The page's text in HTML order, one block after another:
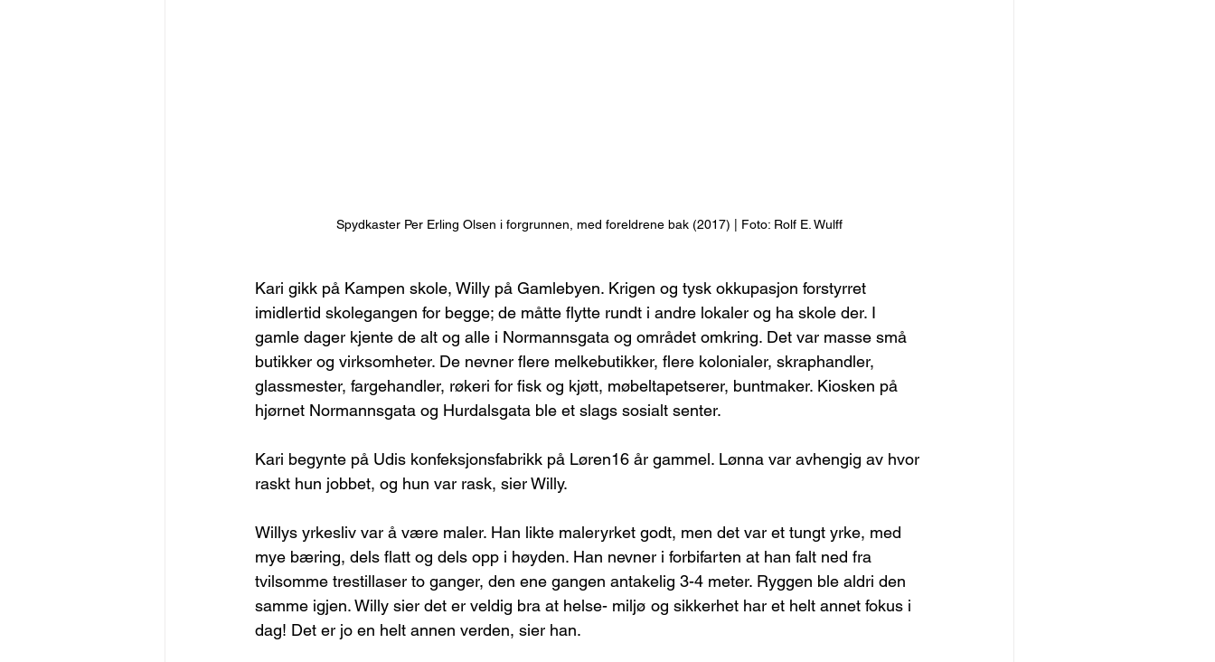
Spydkaster Per Erling Olsen i forgrunnen, med foreldrene bak (2017) | Foto: Rolf E. Wulff
Kari gikk på Kampen skole, Willy på Gamlebyen. Krigen og tysk okkupasjon forstyrret
imidlertid skolegangen for begge; de måtte flytte rundt i andre lokaler og ha skole der. I
gamle dager kjente de alt og alle i Normannsgata og området omkring. Det var masse små
butikker og virksomheter. De nevner flere melkebutikker, flere kolonialer, skraphandler,
glassmester, fargehandler, røkeri for fisk og kjøtt, møbeltapetserer, buntmaker. Kiosken på
hjørnet Normannsgata og Hurdalsgata ble et slags sosialt senter.
Kari begynte på Udis konfeksjonsfabrikk på Løren16 år gammel. Lønna var avhengig av hvor
raskt hun jobbet, og hun var rask, sier Willy.
Willys yrkesliv var å være maler. Han likte maleryrket godt, men det var et tungt yrke, med
mye bæring, dels flatt og dels opp i høyden. Han nevner i forbifarten at han falt ned fra
tvilsomme trestillaser to ganger, den ene gangen antakelig 3-4 meter. Ryggen ble aldri den
samme igjen. Willy sier det er veldig bra at helse- miljø og sikkerhet har et helt annet fokus i
dag! Det er jo en helt annen verden, sier han.